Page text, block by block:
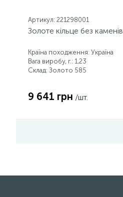
Артикул: 221298001
Золоте кільце без каменів
Країна походження: Україна
Вага виробу, г.: 1,23
Склад: Золото 585
9 641 грн /шт.